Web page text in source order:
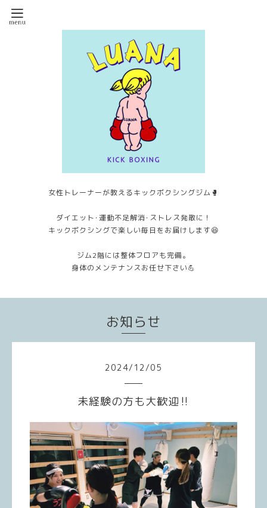
女性トレーナーが教えるキックボクシングジム🥊
ダイエット･運動不足解消･ストレス発散に！
キックボクシングで楽しい毎日をお届けします😆
ジム2階には整体フロアも完備。
身体のメンテナンスお任せ下さい💪
お知らせ
2024/ 12/05
未経験の方も大歓迎‼️